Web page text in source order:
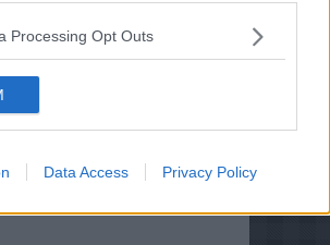
Processing Opt Outs
Data Access Privacy Policy
med kød, fx kylling eller oksekød. I
opskrift har vi dog valgt at servere
på ristaffel med svinekød er en
forskellige slags grøntsager. Indonesisk